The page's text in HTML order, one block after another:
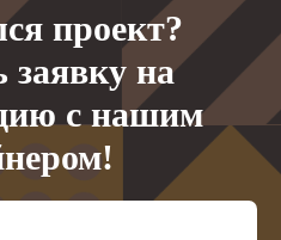
проект?
заявку на
с нашим